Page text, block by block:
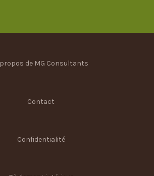
de MG Consultants
Contact
Confidentialité